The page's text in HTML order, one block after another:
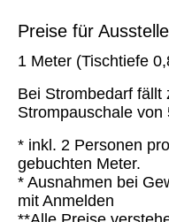
Preise für
1 Meter (Tischtiefe
Bei Strombedarf fällt
Strompauschale von
* inkl. 2 Personen
gebuchten Meter.
* Ausnahmen bei
mit Anmelden